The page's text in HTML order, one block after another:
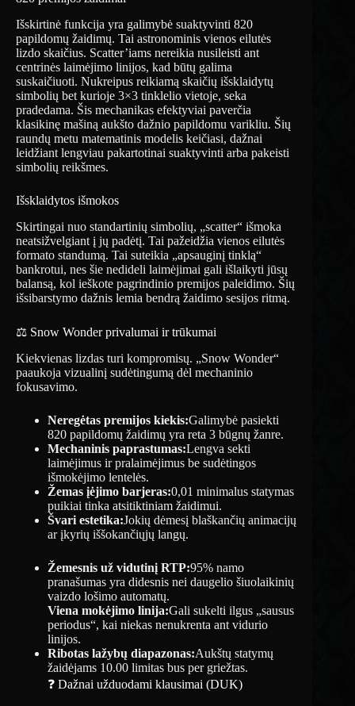
Išskirtinė funkcija yra galimybė suaktyvinti 820
papildomų žaidimų. Tai astronominis vienos eilutės
lizdo skaičius. Scatter’iams nereikia nusileisti ant
centrinės laimėjimo linijos, kad būtų galima
suskaičiuoti. Nukreipus reikiamą skaičių išsklaidytų
simbolių bet kurioje 3×3 tinklelio vietoje, seka
pradedama. Šis mechanikas efektyviai paverčia
klasikinę mašiną aukšto dažnio papildomu varikliu. Šių
raundų metu matematinis modelis keičiasi, dažnai
leidžiant lengviau pakartotinai suaktyvinti arba pakeisti
simbolių reikšmes.
Išsklaidytos išmokos
Skirtingai nuo standartinių simbolių, „scatter“ išmoka
neatsižvelgiant į jų padėtį. Tai pažeidžia vienos eilutės
formato standumą. Tai suteikia „apsauginį tinklą“
bankrotui, nes šie nedideli laimėjimai gali išlaikyti jūsų
balansą, kol ieškote pagrindinio premijos paleidimo. Šių
išsibarstymo dažnis lemia bendrą žaidimo sesijos ritmą.
⚖️ Snow Wonder privalumai ir trūkumai
Kiekvienas lizdas turi kompromisų. „Snow Wonder“
paaukoja vizualinį sudėtingumą dėl mechaninio
fokusavimo.
Neregėtas premijos kiekis:Galimybė pasiekti
820 papildomų žaidimų yra reta 3 būgnų žanre.
Mechaninis paprastumas:Lengva sekti
laimėjimus ir pralaimėjimus be sudėtingos
išmokėjimo lentelės.
Žemas įėjimo barjeras:0,01 minimalus statymas
puikiai tinka atsitiktiniam žaidimui.
Švari estetika:Jokių dėmesį blaškančių animacijų
ar įkyrių iššokančiųjų langų.
Žemesnis už vidutinį RTP:95% namo
pranašumas yra didesnis nei daugelio šiuolaikinių
vaizdo lošimo automatų.
Viena mokėjimo linija:Gali sukelti ilgus „sausus
periodus“, kai niekas nenukrenta ant vidurio
linijos.
Ribotas lažybų diapazonas:Aukštų statymų
žaidėjams 10.00 limitas bus per griežtas.
❓ Dažnai užduodami klausimai (DUK)